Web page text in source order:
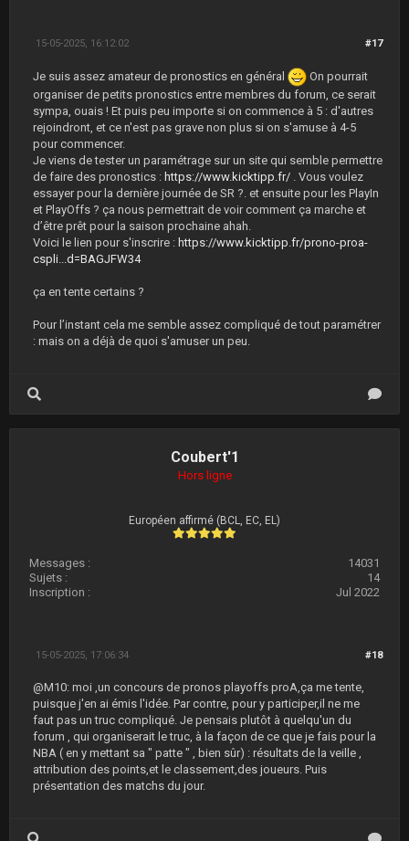
#17
15-05-2025, 16:12:02
Je suis assez amateur de pronostics en général
On pourrait
organiser de petits pronostics entre membres du forum, ce serait
sympa, ouais ! Et puis peu importe si on commence à 5 : d'autres
rejoindront, et ce n'est pas grave non plus si on s'amuse à 4-5
pour commencer.
Je viens de tester un paramétrage sur un site qui semble permettre
de faire des pronostics : https://www.kicktipp.fr/ . Vous voulez
essayer pour la dernière journée de SR ?. et ensuite pour les PlayIn
et PlayOffs ? ça nous permettrait de voir comment ça marche et
d’être prêt pour la saison prochaine ahah.
Voici le lien pour s'inscrire : https://www.kicktipp.fr/prono-proa-
cspli...d=BAGJFW34
ça en tente certains ?
Pour l’instant cela me semble assez compliqué de tout paramétrer
: mais on a déjà de quoi s'amuser un peu.
Coubert'1
Hors ligne
Européen affirmé (BCL, EC, EL)
Messages :
14031
Sujets :
14
Inscription :
Jul 2022
#18
15-05-2025, 17:06:34
@M10: moi ,un concours de pronos playoffs proA,ça me tente,
puisque j'en ai émis l'idée. Par contre, pour y participer,il ne me
faut pas un truc compliqué. Je pensais plutôt à quelqu'un du
forum , qui organiserait le truc, à la façon de ce que je fais pour la
NBA ( en y mettant sa " patte " , bien sûr) : résultats de la veille ,
attribution des points,et le classement,des joueurs. Puis
présentation des matchs du jour.